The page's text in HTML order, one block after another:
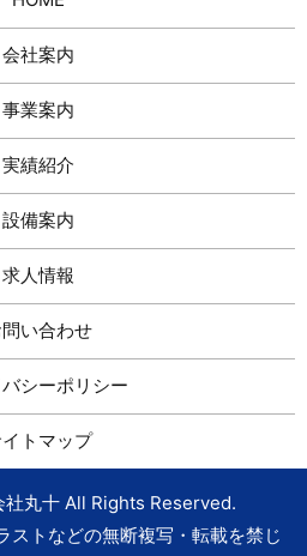
会社案内
事業案内
実績紹介
設備案内
求人情報
い合わせ
シーポリシー
トマップ
丸十 All Rights Reserved.
ストなどの無断複写・転載を禁じ